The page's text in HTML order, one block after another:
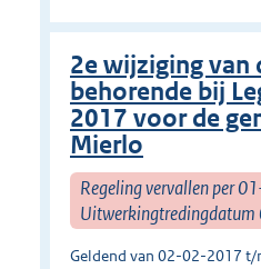
2e wijziging van
behorende bij
2017 voor de
Mierlo
Regeling vervallen per
Geldend van 02-02-2017